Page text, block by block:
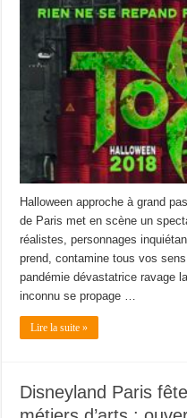
Halloween approche à grand
de Paris met en scène un
réalistes, personnages
prend, contamine tous vos
pandémie dévastatrice ravage
inconnu se propage …
Lire la suite »
Disneyland Paris